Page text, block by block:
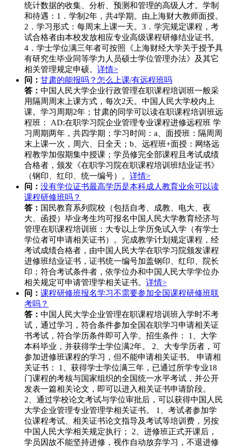
统计数据的收集、分析、预测和管理的高级人才。学制
和待遇：1．学制2年，共4学期。由上海财大教师面授。
2．学习形式：每周末上课一天。3．学完规定课程，考
试合格者由本校发放相应专业高级课程研修结业证书。
4．学士学位满三年者可按照《上海财经大学关于授予具
有研究生毕业同等学力人员硕士学位管理办法》及其它
相关管理规定申硕。 详情>
问： 甘肃的能报吗？怎么上课/有远程班吗
答： 中国人民大学企业行政管理在职课程培训班一般采
用隔周周末上课方式，每次2天。中国人民大学校内上
课。学习周期2年；甘肃的同学可以读在职课程培训班远
程班： AD:在职学习院企业管理专业课程进修远程班 学
习周期两年，共四学期；学习时间：a、面授班：隔周周
末上课一次，周六、日全天；b、远程班+面授：网络远
程教学加假期集中授课；学员修完全部课程且考试成绩
合格者，颁发《在职学习院在职课程培训班结业证书》
（钢印、红印、统一编号）。 详情>
问： 没有学位证书最高学历是本科成人教育业余可以读
课程研修班吗？
答： 国民教育系列院校（包括自考、成教、电大、夜
大、函授）毕业考生均可报名中国人民大学教育经济与
管理在职课程培训班：大专以上学历免试入学（有学士
学位者可申请相关证书）。完成教学计划规定课程，经
考试成绩合格者，由中国人民大学在职学习院颁发课程
进修班结业证书，证书统一编号加盖钢印、红印、院长
印；符合考试条件者，依学位办和中国人民大学学位办
相关规定可申请管理学相关证书。 详情>
问： 课程研修班报名学习不需要参加全国课程研修班联
考吗？
答： 中国人民大学企业管理在职课程培训班入学时不考
试，通过学习，符合条件参加全国在职学习申请相关证
书考试，符合学历条件即可入学。招生条件： 1、大学
本科毕业，并获得学士学位满2年。 2、大专学历者，可
参加进修班课程的学习，但不能申请相关证书。 申请相
关证书： 1、获得学士学位满三年，已通过所学专业18
门课程的考核与国家组织的全国统一水平考试，并公开
发表一篇相关论文，即可以进入相关证书申请阶段。
2、通过学校论文考试与学位审批后，可以获得中国人民
大学企业管理专业管理学相关证书。 1、考试者参加学
位课程考试、相关证书论文指导及考试等培训费，另按
中国人民大学相关规定执行； 2、进修班正式开课后，
学员因故不能坚持进修，视作自动放弃学习，不退进修